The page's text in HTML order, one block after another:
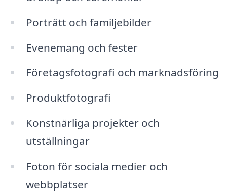
Porträtt och familjebilder
Evenemang och fester
Företagsfotografi och marknadsföring
Produktfotografi
Konstnärliga projekter och
utställningar
Foton för sociala medier och
webbplatser